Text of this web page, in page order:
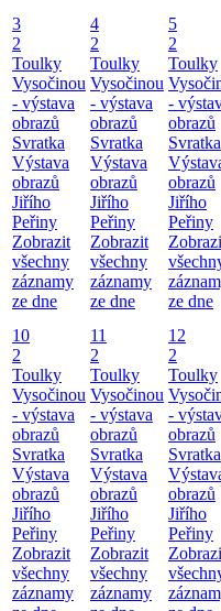
3
2
Toulky
Vysočinou
- výstava
obrazů
Svratka
Výstava
obrazů
Jiřího
Peřiny
Zobrazit
všechny
záznamy
ze dne
4
2
Toulky
Vysočinou
- výstava
obrazů
Svratka
Výstava
obrazů
Jiřího
Peřiny
Zobrazit
všechny
záznamy
ze dne
5
2
Toulky
-
obrazů
Svratka
obrazů
Jiřího
Peřiny
ze dne
10
2
Toulky
Vysočinou
- výstava
obrazů
Svratka
Výstava
obrazů
Jiřího
Peřiny
Zobrazit
všechny
záznamy
11
2
Toulky
Vysočinou
- výstava
obrazů
Svratka
Výstava
obrazů
Jiřího
Peřiny
Zobrazit
všechny
záznamy
12
2
Toulky
-
obrazů
Svratka
obrazů
Jiřího
Peřiny